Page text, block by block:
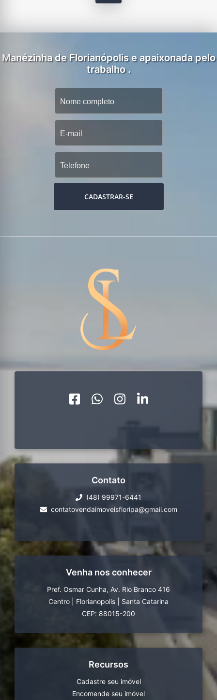
Manézinha de Florianópolis e apaixonada pelo
trabalho .
CADASTRAR-SE
Contato
(48) 99971-6441
contatovendaimoveisfloripa@gmail.com
Venha nos conhecer
Pref. Osmar Cunha, Av. Rio Branco 416
Centro
Florianopolis
Santa Catarina
CEP: 88015-200
Recursos
Cadastre seu imóvel
Encomende seu imóvel